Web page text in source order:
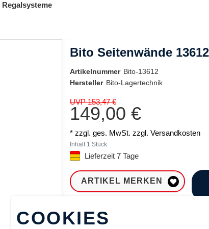
Bito Seitenwände
Artikelnummer Bito-13612
Hersteller Bito-Lagertechnik
UVP 153,47 €
149,00 €
* zzgl. ges. MwSt. zzgl. Versandkosten
Inhalt 1 Stück
Lieferzeit 7 Tage
ARTIKEL MERKEN
Sofort lieferbar
COOKIES